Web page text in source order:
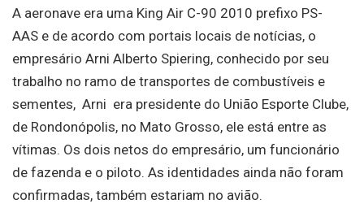
A aeronave era uma King Air C-90 2010 prefixo PS-
AAS e de acordo com portais locais de notícias, o
empresário Arni Alberto Spiering, conhecido por seu
trabalho no ramo de transportes de combustíveis e
sementes, Arni era presidente do União Esporte Clube,
de Rondonópolis, no Mato Grosso, ele está entre as
vítimas. Os dois netos do empresário, um funcionário
de fazenda e o piloto. As identidades ainda não foram
confirmadas, também estariam no avião.